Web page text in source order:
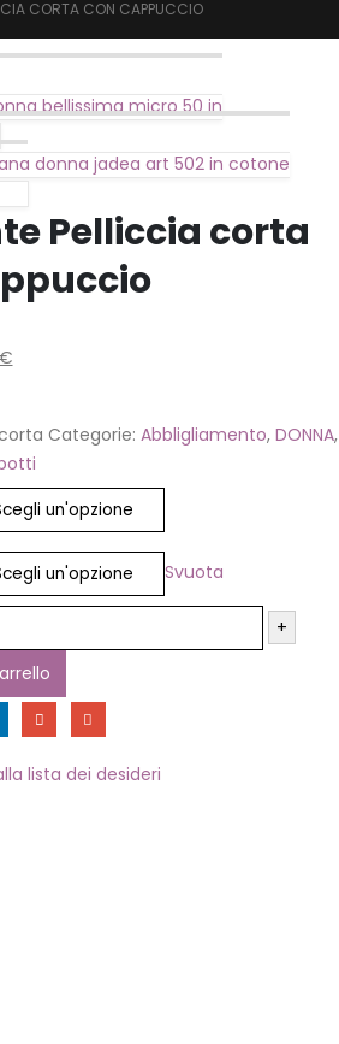
CORTA CON CAPPUCCIO
bellissima micro 50 in
donna jadea art 502 in cotone
Pelliccia corta
€
Categorie: Abbligliamento, DONNA,
Svuota
+
lista dei desideri